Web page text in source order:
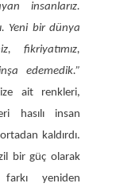
insanlarız.
Yeni bir dünya
fikriyatımız,
edemedik.”
ait renkleri,
hasılı insan
kaldırdı.
bir güç olarak
farkı yeniden